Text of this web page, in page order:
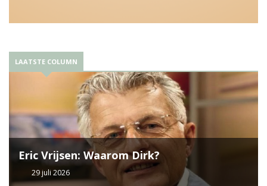
LAATSTE COLUMN
Eric Vrijsen: Waarom Dirk?
29 juli 2026